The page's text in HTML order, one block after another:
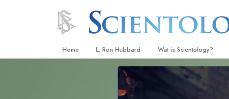
Home L. Ron Hubbard Wat is Scientology?
Overtuigingen & Praktijken